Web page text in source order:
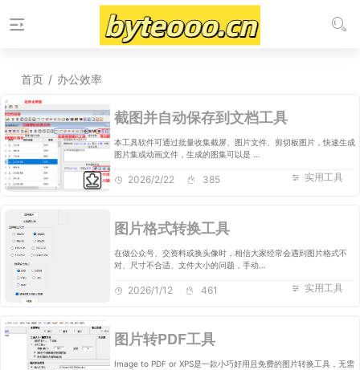
首页 / 办公效率
截图并自动保存到文档工具
本工具软件可通过批量收集截屏、图片文件、剪切板图片，快速生成
图片集或动画文件，生成的图集可以是 …
实用工具
2026/2/22 385
图片格式转换工具
在做公众号、交资料或换头像时，相信大家经常会遇到图片格式不
对、尺寸不合适、文件大小的问题，手动…
实用工具
2026/1/12 461
图片转PDF工具
Image to PDF or XPS是一款小巧好用且免费的图片转换工具，无需